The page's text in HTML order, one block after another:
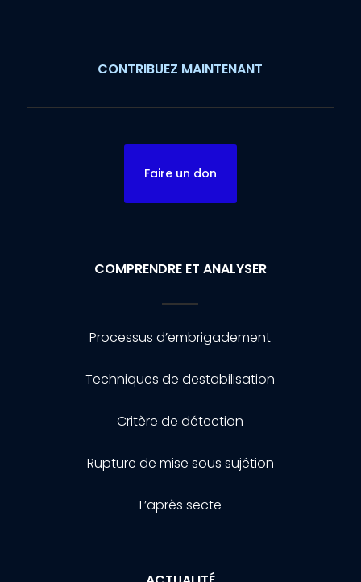
CONTRIBUEZ MAINTENANT
Faire un don
COMPRENDRE ET ANALYSER
Processus d’embrigadement
Techniques de destabilisation
Critère de détection
Rupture de mise sous sujétion
L’après secte